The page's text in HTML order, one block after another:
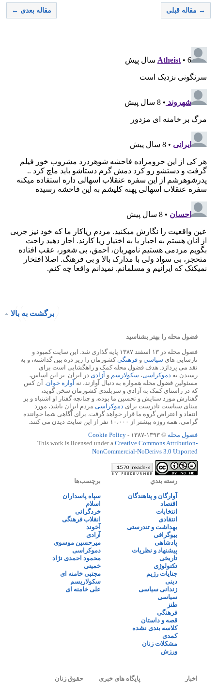
→ مقاله قبلی مقاله بعدی ←
برگشت به بالا
فضول محله را بهتر بشناسید
فضول محله در ۱۳ اسفند ۱۳۸۷ پایه گذاری شد. این سایت کمبود و
نارسایی های سیاسی و فرهنگی کشورمان را زیر ذره بین گذاشته، و به
نقد می پردازد. هدف فضول محله کمک و راهگشایی است برای
رسیدن به دموکراسی، سکولارسم و آزادی در ایران. بر این اساس،
مسئولین فضول محله همواره به دنبال آوازند، نه آوازه خوان . آن کس
که در راستای کمک به آزادی و سربلندی کشورمان سخن گوید،
گفتارش مورد ستایش و تحسین ما بوده، و چنانچه گفتار او اشتباه و بر
مبنای سیاست نادرست برای دموکراسی مردم ایران باشد، مورد
انتقاد و اعتراض گروه ما قرار خواهد گرفت. برای آگاهی شما خواننده
گرامی، همه روزه بیشتر از ۱۰،۰۰۰ نفر از این سایت دیدن می کنند.
فضول محله © ۱۳۹۳-۱۳۸۷ -
Cookie Policy
This work is licensed under a Creative Commons Attribution-
NonCommercial-NoDerivs 3.0 Unported
رسته بندي
آوارگان و پناهندگان
اقتصاد
انتخابات
انتقادی
بهداشت و تندرستی
بیوگرافی
پادشاهی
پیشنهاد و نظریات
تاریخی
تکنولوژی
جنایات رژیم
دینی
زندانی سیاسی
سیاسی
طنز
فرهنگی
قصه و داستان
کلاسه بندی نشده
کمدی
مشکلات زنان
ورزش
برچسب‌ها
سپاه پاسداران
اسلام
خردگرائی
انقلاب فرهنگی
آخوند
آزادی
میرحسین موسوی
دموکراسی
محمود احمدی نژاد
خمینی
مجتبی خامنه ای
سکولاریسم
علی خامنه ای
اخبار پایگاه های خبری حقوق زنان